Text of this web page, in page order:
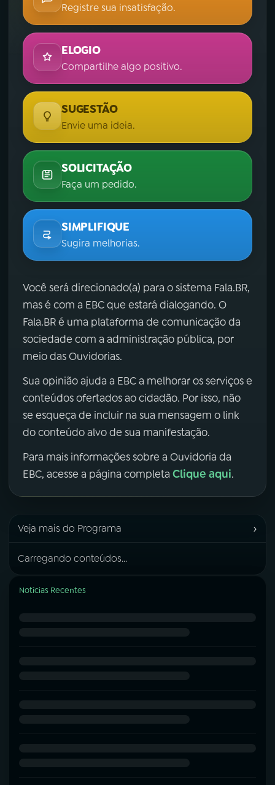
Registre sua insatisfação.
ELOGIO
Compartilhe algo positivo.
SUGESTÃO
Envie uma ideia.
SOLICITAÇÃO
Faça um pedido.
SIMPLIFIQUE
Sugira melhorias.
Você será direcionado(a) para o sistema Fala.BR,
mas é com a EBC que estará dialogando. O
Fala.BR é uma plataforma de comunicação da
sociedade com a administração pública, por
meio das Ouvidorias.
Sua opinião ajuda a EBC a melhorar os serviços e
conteúdos ofertados ao cidadão. Por isso, não
se esqueça de incluir na sua mensagem o link
do conteúdo alvo de sua manifestação.
Para mais informações sobre a Ouvidoria da
EBC, acesse a página completa Clique aqui.
Veja mais do Programa ›
Carregando conteúdos...
Notícias Recentes